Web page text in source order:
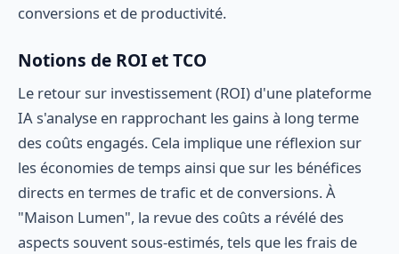
conversions et de productivité.
Notions de ROI et TCO
Le retour sur investissement (ROI) d'une plateforme
IA s'analyse en rapprochant les gains à long terme
des coûts engagés. Cela implique une réflexion sur
les économies de temps ainsi que sur les bénéfices
directs en termes de trafic et de conversions. À
"Maison Lumen", la revue des coûts a révélé des
aspects souvent sous-estimés, tels que les frais de